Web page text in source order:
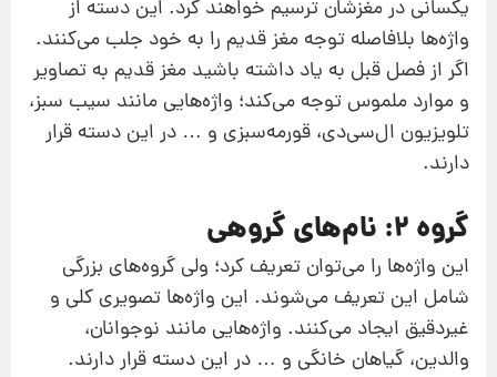
یکسانی در مغزشان ترسیم خواهند کرد. این دسته از
واژه‌ها بلافاصله توجه مغز قدیم را به خود جلب می‌کنند.
اگر از فصل قبل به یاد داشته باشید مغز قدیم به تصاویر
و موارد ملموس توجه می‌کند؛ واژه‌هایی مانند سیب سبز،
تلویزیون ال‌سی‌دی، قورمه‌سبزی و … در این دسته قرار
دارند.
گروه 2: نام‌های گروهی
این واژه‌ها را می‌توان تعریف کرد؛ ولی گروه‌های بزرگی
شامل این تعریف می‌شوند. این واژه‌ها تصویری کلی و
غیردقیق ایجاد می‌کنند. واژه‌هایی مانند نوجوانان،
والدین، گیاهان خانگی و … در این دسته قرار دارند.